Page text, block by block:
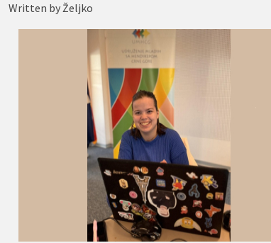
Written byŽeljko